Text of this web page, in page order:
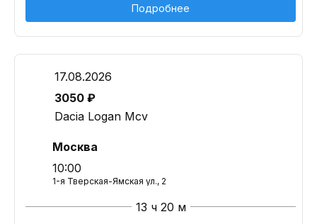
Подробнее
17.08.2026
3050 ₽
Dacia Logan Mcv
Москва
10:00
1-я Тверская-Ямская ул., 2
13 ч 20 м